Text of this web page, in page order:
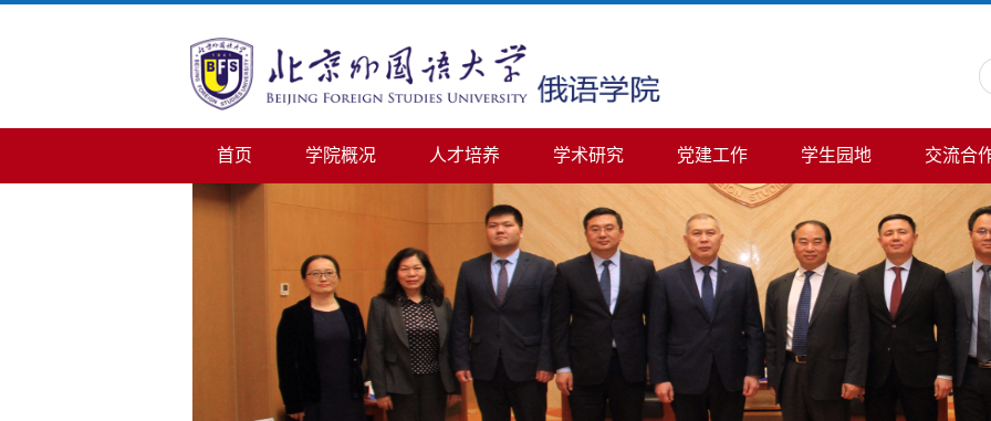
首页 学院概况 人才培养 学术研究 党建工作 学生园地 交流合